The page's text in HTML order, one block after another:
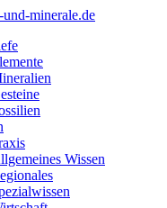
Wissen